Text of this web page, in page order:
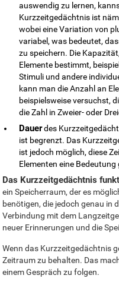
auswendig zu lernen,
Kurzzeitgedächtnis ist
wobei eine Variation von
variabel, was bedeutet,
zu speichern. Die
Elemente bestimmt,
Stimuli und andere
kann man die Anzahl an
beispielsweise versuchst,
die Zahl in Zweier- oder
Dauerdes
ist begrenzt. Das
ist jedoch möglich, diese
Elementen eine Bedeutung
Das Kurzzeitgedächtnis
ein Speicherraum, der es
benötigen, die jedoch genau in
Verbindung mit dem
neuer Erinnerungen und die
Wenn das Kurzzeitgedächtnis
Zeitraum zu behalten. Das
einem Gespräch zu folgen.